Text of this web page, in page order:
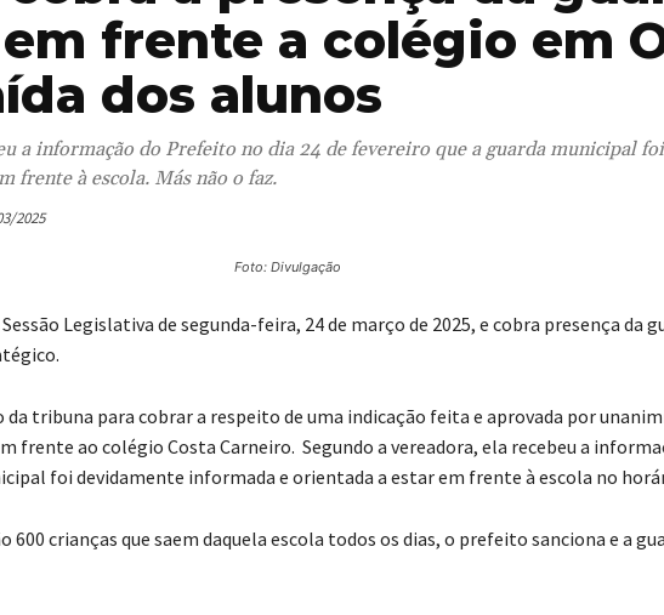
frente a colégio em
dos alunos
a informação do Prefeito no dia 24 de fevereiro que a guarda municipal
frente à escola. Más não o faz.
2025
Foto: Divulgação
Legislativa de segunda-feira, 24 de março de 2025, e cobra presença da
da tribuna para cobrar a respeito de uma indicação feita e aprovada por
frente ao colégio Costa Carneiro. Segundo a vereadora, ela recebeu a
foi devidamente informada e orientada a estar em frente à escola no
600 crianças que saem daquela escola todos os dias, o prefeito sanciona e a